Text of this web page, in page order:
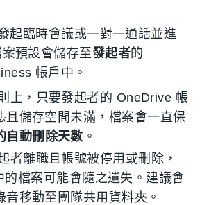
起臨時會議或一對一通話並進
預設會儲存至發起者的
帳戶中。
上，只要發起者的 OneDrive 帳
且儲存空間未滿，檔案會一直保
自動刪除天數 。
者離職且帳號被停用或刪除，
檔案可能會隨之遺失。建議會
音移動至團隊共用資料夾。